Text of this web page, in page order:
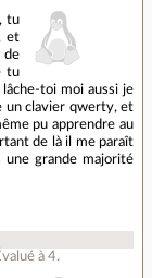
tu
et
de
tu
toi moi aussi je
un clavier qwerty, et
pu apprendre au
de là il me paraît
une grande majorité
à 4.